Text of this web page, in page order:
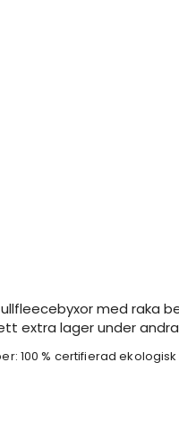
med raka
extra lager under
100 % certifierad